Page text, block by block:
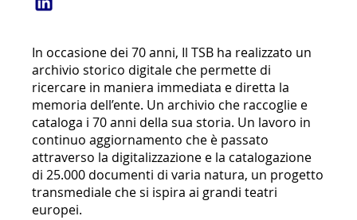
online.
In occasione dei 70 anni, Il TSB ha realizzato un
archivio storico digitale che permette di
ricercare in maniera immediata e diretta la
memoria dell’ente. Un archivio che raccoglie e
cataloga i 70 anni della sua storia. Un lavoro in
continuo aggiornamento che è passato
attraverso la digitalizzazione e la catalogazione
di 25.000 documenti di varia natura, un progetto
transmediale che si ispira ai grandi teatri
europei.